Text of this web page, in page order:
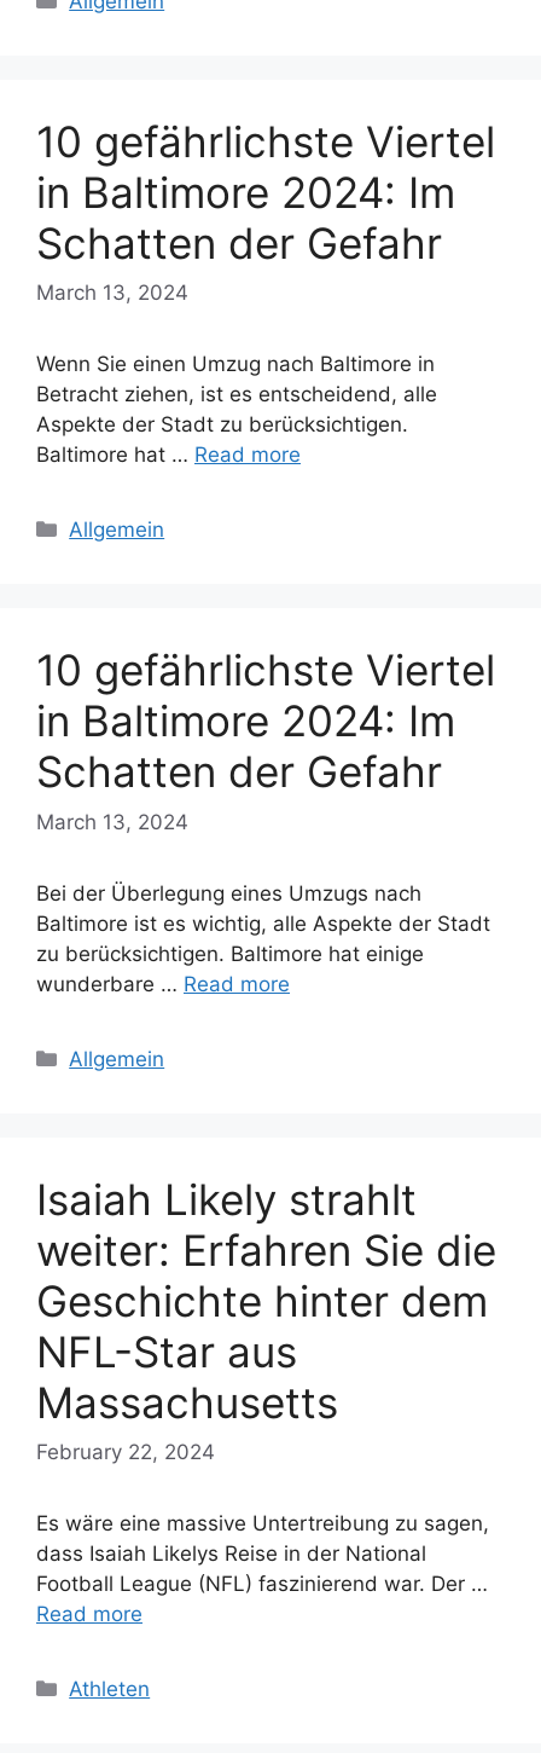
10 gefährlichste Viertel
in Baltimore 2024: Im
Schatten der Gefahr
March 13, 2024
Wenn Sie einen Umzug nach Baltimore in
Betracht ziehen, ist es entscheidend, alle
Aspekte der Stadt zu berücksichtigen.
Baltimore hat … Read more
Categories
Allgemein
10 gefährlichste Viertel
in Baltimore 2024: Im
Schatten der Gefahr
March 13, 2024
Bei der Überlegung eines Umzugs nach
Baltimore ist es wichtig, alle Aspekte der Stadt
zu berücksichtigen. Baltimore hat einige
wunderbare … Read more
Categories
Allgemein
Isaiah Likely strahlt
weiter: Erfahren Sie die
Geschichte hinter dem
NFL-Star aus
Massachusetts
February 22, 2024
Es wäre eine massive Untertreibung zu sagen,
dass Isaiah Likelys Reise in der National
Football League (NFL) faszinierend war. Der …
Read more
Categories
Athleten